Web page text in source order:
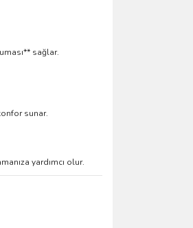
sağlar.
sunar.
yardımcı olur.